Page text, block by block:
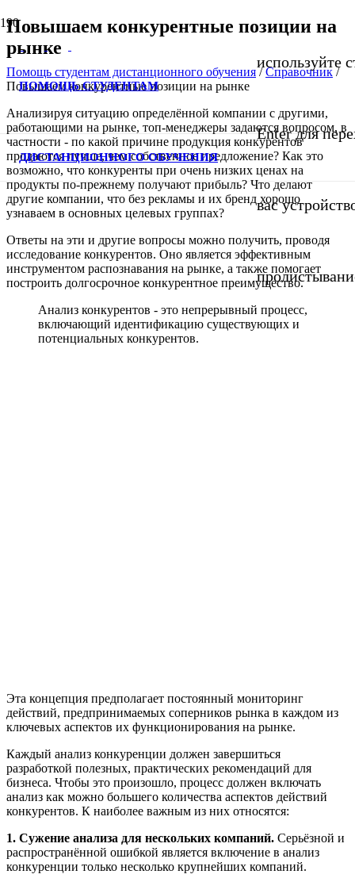
ПОМОЩЬ СТУДЕНТАМ
ДИСТАНЦИОННОГО ОБУЧЕНИЯ
используйте
Enter для
вас
Повышаем конкурентные позиции на
рынке
Помощь студентам дистанционного обучения/Справочник /
Повышаем конкурентные позиции на рынке
Анализируя ситуацию определённой компании с другими,
работающими на рынке, топ-менеджеры задаются вопросом, в
частности - по какой причине продукция конкурентов
продаются лучше, чем собственное предложение? Как это
возможно, что конкуренты при очень низких ценах на
продукты по-прежнему получают прибыль? Что делают
другие компании, что без рекламы и их бренд хорошо
узнаваем в основных целевых группах?
Ответы на эти и другие вопросы можно получить, проводя
исследование конкурентов. Оно является эффективным
инструментом распознавания на рынке, а также помогает
построить долгосрочное конкурентное преимущество.
Анализ конкурентов - это непрерывный процесс,
включающий идентификацию существующих и
потенциальных конкурентов.
Эта концепция предполагает постоянный мониторинг
действий, предпринимаемых соперников рынка в каждом из
ключевых аспектов их функционирования на рынке.
Каждый анализ конкуренции должен завершиться
разработкой полезных, практических рекомендаций для
бизнеса. Чтобы это произошло, процесс должен включать
анализ как можно большего количества аспектов действий
конкурентов. К наиболее важным из них относятся:
1. Сужение анализа для нескольких компаний. Серьёзной и
распространённой ошибкой является включение в анализ
конкуренции только несколько крупнейших компаний.